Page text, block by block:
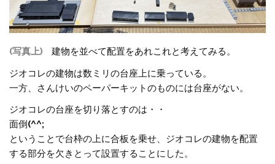
(写真上)
建物を並べて配置をあれこれと考えてみる。
ジオコレの建物は数ミリの台座上に乗っている。
一方、さんけいのペーパーキットのものには台座がない。
ジオコレの台座を切り落とすのは・・
面倒(^^;
ということで台枠の上に合板を乗せ、ジオコレの建物を配置
する部分を欠きとって設置することにした。